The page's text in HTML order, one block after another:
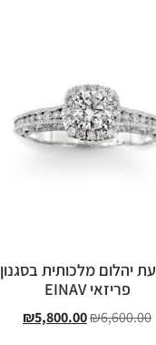
יהלום מלכותית בסגנון
פריזאי EINAV
₪6,600.00
₪5,800.00